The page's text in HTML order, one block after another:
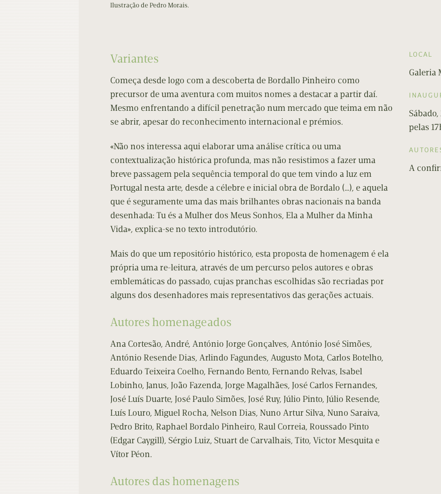
Ilustração de Pedro Morais.
Variantes
Começa desde logo com a descoberta de Bordallo Pinheiro como
precursor de uma aventura com muitos nomes a destacar a partir daí.
Mesmo enfrentando a difícil penetração num mercado que teima em não
se abrir, apesar do reconhecimento internacional e prémios.
«Não nos interessa aqui elaborar uma análise crítica ou uma
contextualização histórica profunda, mas não resistimos a fazer uma
breve passagem pela sequência temporal do que tem vindo a luz em
Portugal nesta arte, desde a célebre e inicial obra de Bordalo (…), e aquela
que é seguramente uma das mais brilhantes obras nacionais na banda
desenhada: Tu és a Mulher dos Meus Sonhos, Ela a Mulher da Minha
Vida», explica-se no texto introdutório.
Mais do que um repositório histórico, esta proposta de homenagem é ela
própria uma re-leitura, através de um percurso pelos autores e obras
emblemáticas do passado, cujas pranchas escolhidas são recriadas por
alguns dos desenhadores mais representativos das gerações actuais.
Autores homenageados
Ana Cortesão, André, António Jorge Gonçalves, António José Simões,
António Resende Dias, Arlindo Fagundes, Augusto Mota, Carlos Botelho,
Eduardo Teixeira Coelho, Fernando Bento, Fernando Relvas, Isabel
Lobinho, Janus, João Fazenda, Jorge Magalhães, José Carlos Fernandes,
José Luís Duarte, José Paulo Simões, José Ruy, Júlio Pinto, Júlio Resende,
Luís Louro, Miguel Rocha, Nelson Dias, Nuno Artur Silva, Nuno Saraiva,
Pedro Brito, Raphael Bordalo Pinheiro, Raul Correia, Roussado Pinto
(Edgar Caygill), Sérgio Luiz, Stuart de Carvalhais, Tito, Victor Mesquita e
Vítor Péon.
Autores das homenagens
LOCAL
Galeria
pelas
A